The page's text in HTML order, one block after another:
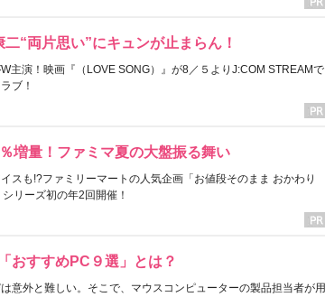
“両片思い”にキュンが止まらん！
主演！映画『（LOVE SONG）』が8／５よりJ:COM STREAMで
ブ！
増量！ファミマ夏の大盤振る舞い
スも!?ファミリーマートの人気企画「お値段そのまま おかわり
リーズ初の年2回開催！
おすすめPC９選」とは？
意外と難しい。そこで、マウスコンピューターの製品担当者が用